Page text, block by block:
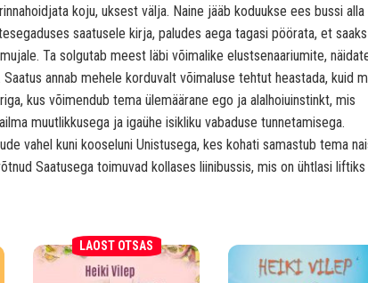
koju, uksest välja. Naine jääb koduukse ees bussi alla
saatusele kirja, paludes aega tagasi pöörata, et
Ta solgutab meest läbi võimalike elustsenaariumite,
annab mehele korduvalt võimaluse tehtut heastada, kuid
kus võimendub tema ülemäärane ego ja alalhoiuinstinkt, mis
muutlikkusega ja igaühe isikliku vabaduse tunnetamisega.
vahel kuni kooseluni Unistusega, kes kohati samastub tema
Saatusega toimuvad kollases liinibussis, mis on ühtlasi liftiks
LAOST OTSAS